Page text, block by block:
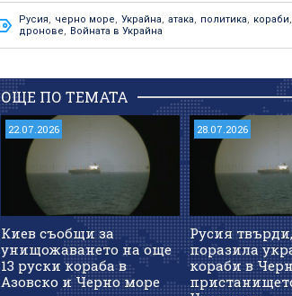
Русия, черно море, Украйна, атака, политика, кораби,
дронове, Войната в Украйна
ОЩЕ ПО ТЕМАТА
22.07.2026
Киев съобщи за
унищожаването на още
13 руски кораба в
Азовско и Черно море
28.07.2026
Русия
поразила
кораби в